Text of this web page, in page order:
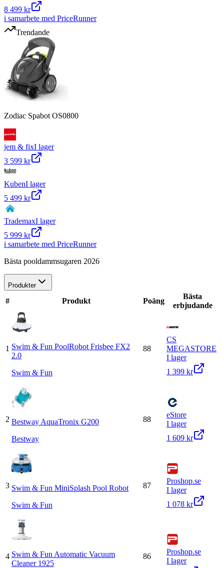
8 499 kr
i samarbete med PriceRunner
Trendande
Zodiac Spabot OS0800
jem & fixI lager
3 599 kr
KubenI lager
5 499 kr
TrademaxI lager
5 999 kr
i samarbete med PriceRunner
Bästa pooldammsugaren 2026
Produkter
# Produkt Poäng
Bästa
erbjudande
1 Swim & Fun PoolRobot Frisbee FX2
2.0
Swim & Fun
88
CS
MEGASTORE
I lager
1 399 kr
2 Bestway AquaTronix G200
Bestway
88
eStore
I lager
1 609 kr
3 Swim & Fun MiniSplash Pool Robot
Swim & Fun
87
Proshop.se
I lager
1 078 kr
4 Swim & Fun Automatic Vacuum
Cleaner 1925
86
Proshop.se
I lager